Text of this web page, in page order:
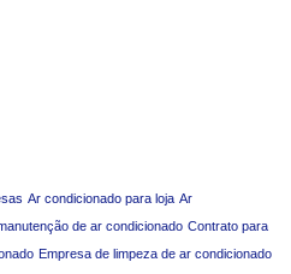
Ar condicionado para loja Ar
de ar condicionado Contrato para
Empresa de limpeza de ar condicionado